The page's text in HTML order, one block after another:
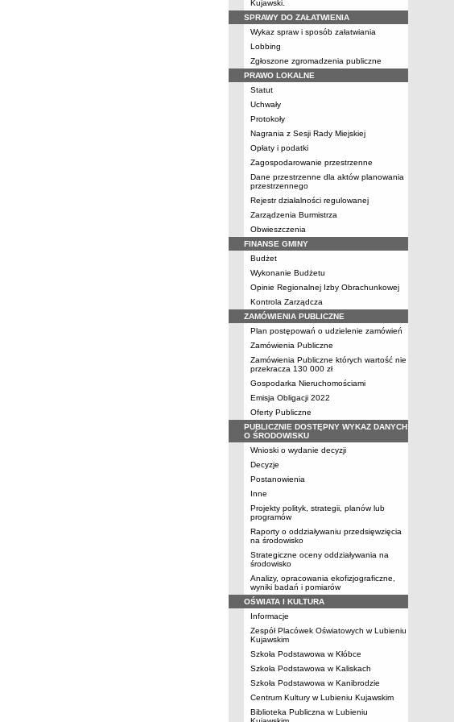
Kujawski.
SPRAWY DO ZAŁATWIENIA
Wykaz spraw i sposób załatwiania
Lobbing
Zgłoszone zgromadzenia publiczne
PRAWO LOKALNE
Statut
Uchwały
Protokoły
Nagrania z Sesji Rady Miejskiej
Opłaty i podatki
Zagospodarowanie przestrzenne
Dane przestrzenne dla aktów planowania
przestrzennego
Rejestr działalności regulowanej
Zarządzenia Burmistrza
Obwieszczenia
FINANSE GMINY
Budżet
Wykonanie Budżetu
Opinie Regionalnej Izby Obrachunkowej
Kontrola Zarządcza
ZAMÓWIENIA PUBLICZNE
Plan postępowań o udzielenie zamówień
Zamówienia Publiczne
Zamówienia Publiczne których wartość nie
przekracza 130 000 zł
Gospodarka Nieruchomościami
Emisja Obligacji 2022
Oferty Publiczne
PUBLICZNIE DOSTĘPNY WYKAZ DANYCH
O ŚRODOWISKU
Wnioski o wydanie decyzji
Decyzje
Postanowienia
Inne
Projekty polityk, strategii, planów lub
programów
Raporty o oddziaływaniu przedsięwzięcia
na środowisko
Strategiczne oceny oddziaływania na
środowisko
Analizy, opracowania ekofizjograficzne,
wyniki badań i pomiarów
OŚWIATA I KULTURA
Informacje
Zespół Placówek Oświatowych w Lubieniu
Kujawskim
Szkoła Podstawowa w Kłóbce
Szkoła Podstawowa w Kaliskach
Szkoła Podstawowa w Kanibrodzie
Centrum Kultury w Lubieniu Kujawskim
Biblioteka Publiczna w Lubieniu